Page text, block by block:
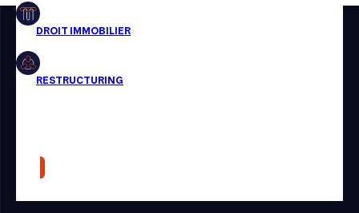
Restructuring
Presse